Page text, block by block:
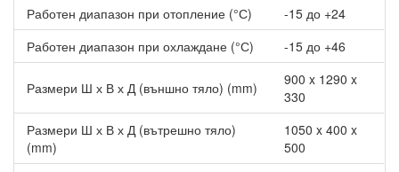
Работен диапазон при отопление (°С)
-15 до +24
Работен диапазон при охлаждане (°С)
-15 до +46
Размери Ш х В х Д (външно тяло) (mm)
900 x 1290 x
330
Размери Ш х В х Д (вътрешно тяло)
(mm)
1050 x 400 x
500